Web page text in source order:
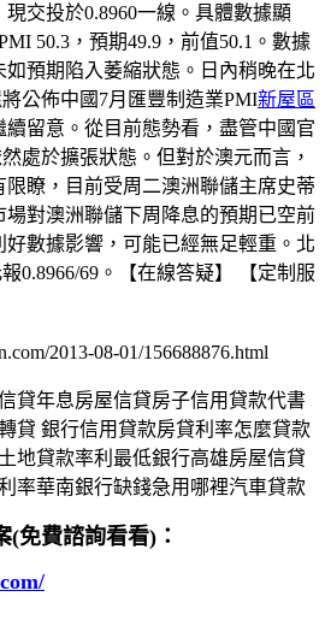
交投於0.8960一線。具體數據顯
50.3，預期49.9，前值50.1。數據
預期陷入萎縮狀態。日內稍晚在北
公佈中國7月匯豐制造業PMI新屋區
留意。從目前態勢看，盡管中國官
處於擴張狀態。但對於澳元而言，
瞭，目前受周二澳洲聯儲主席史蒂
對澳洲聯儲下周降息的預期已空前
數據影響，可能已經無足輕重。北
0.8966/69。【在線答疑】 【定制服
2013-08-01/156688876.html
貸年息房屋信貸房子信用貸款代書
貸 銀行信用貸款房貸利率怎麼貸款
地貸款率利最低銀行高雄房屋信貸
率華南銀行缺錢急用哪裡汽車貸款
免費諮詢看看)：